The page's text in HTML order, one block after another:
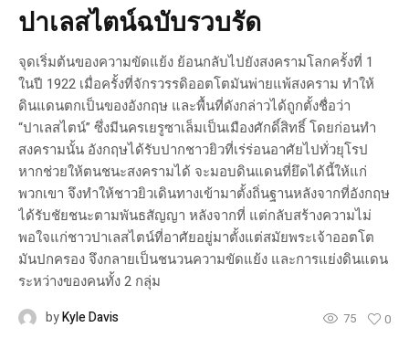
ปาเลสไตน์ฉบับรวบรัด
จุดเริ่มต้นของความขัดแย้ง ย้อนกลับไปยังสงครามโลกครั้งที่ 1
ในปี 1922 เมื่อครั้งที่จักรวรรดิออตโตมันพ่ายแพ้สงคราม ทำให้
ดินแดนตกเป็นของอังกฤษ และพื้นที่ดังกล่าวได้ถูกตั้งชื่อว่า
“ปาเลสไตน์” ซึ่งมีนครเยรูซาเล็มเป็นเมืองศักดิ์สิทธิ์ โดยก่อนทำ
สงครามนั้น อังกฤษได้รับปากชาวยิวที่เร่ร่อนอาศัยไปทั่วยุโรป
หากช่วยให้ตนชนะสงครามได้ จะมอบดินแดนที่ยึดได้นี้ให้แก่
พวกเขา จึงทำให้ชาวยิวเดินทางเข้ามาตั้งถิ่นฐานหลังจากที่อังกฤษ
ได้รับชัยชนะตามพันธสัญญา หลังจากที่ แต่กลับสร้างความไม่
พอใจแก่ชาวปาเลสไตน์ที่อาศัยอยู่มาตั้งแต่สมัยพระเจ้าออตโต
มันปกครอง จึงกลายเป็นชนวนความขัดแย้ง และการแย่งดินแดน
ระหว่างของคนทั้ง 2 กลุ่ม
byKyle Davis 75 0